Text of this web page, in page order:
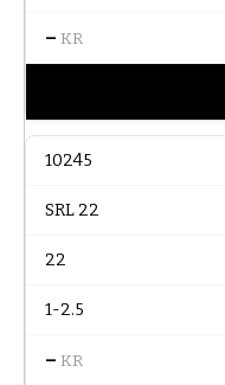
– KR
10245
SRL 22
22
1-2.5
– KR